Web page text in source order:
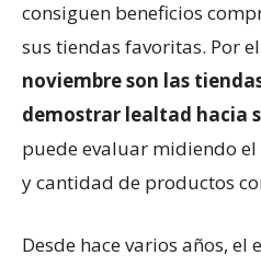
consiguen beneficios
sus tiendas favoritas. Por
noviembre son las
demostrar lealtad hacia
puede evaluar midiendo
y cantidad de productos
Desde hace varios años,